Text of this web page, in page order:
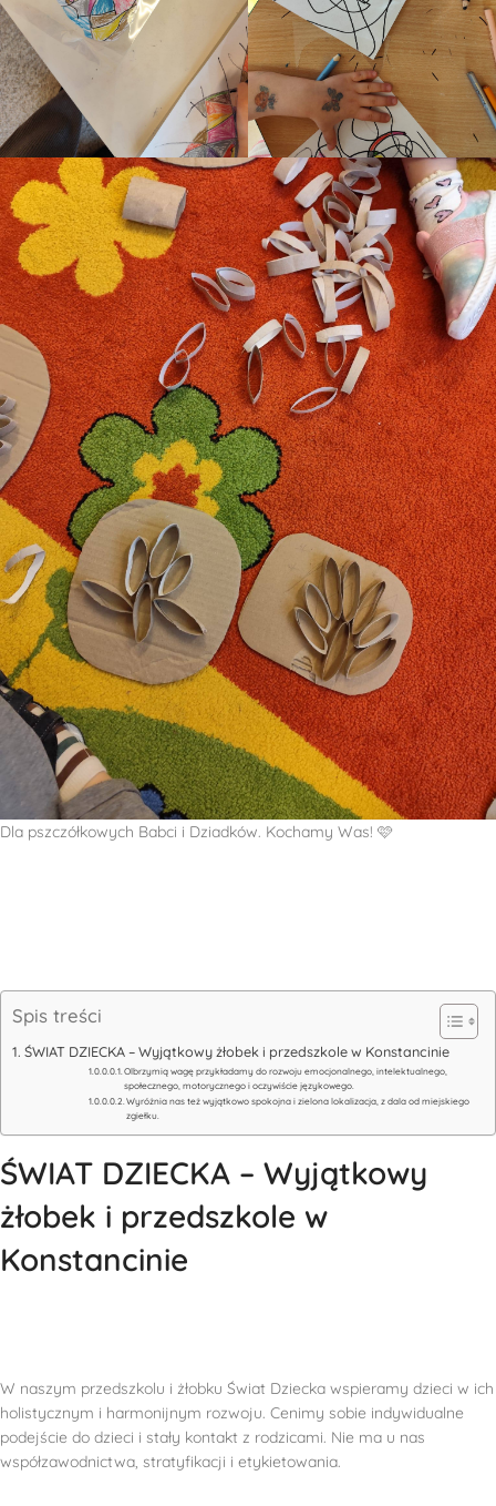
Dla pszczółkowych Babci i Dziadków. Kochamy Was! 🩷
Spis treści
ŚWIAT DZIECKA – Wyjątkowy żłobek i przedszkole w Konstancinie
Olbrzymią wagę przykładamy do rozwoju emocjonalnego, intelektualnego,
społecznego, motorycznego i oczywiście językowego.
Wyróżnia nas też wyjątkowo spokojna i zielona lokalizacja, z dala od miejskiego
zgiełku.
ŚWIAT DZIECKA – Wyjątkowy
żłobek i przedszkole w
Konstancinie
W naszym przedszkolu i żłobku Świat Dziecka wspieramy dzieci w ich
holistycznym i harmonijnym rozwoju. Cenimy sobie indywidualne
podejście do dzieci i stały kontakt z rodzicami. Nie ma u nas
współzawodnictwa, stratyfikacji i etykietowania.